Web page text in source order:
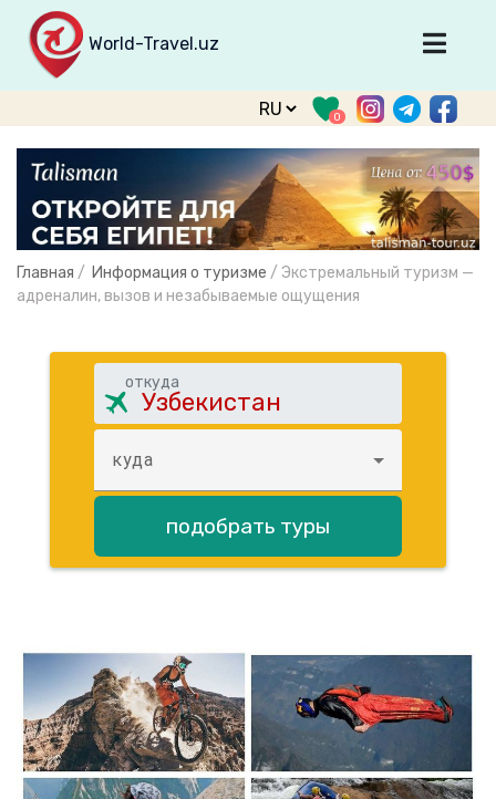
World-Travel.uz
Главная
Направления
Туры
Тур. фирмы
Табло прилета
О туризме
Зарегистрироваться
0
Главная / Информация о туризме / Экстремальный туризм —
адреналин, вызов и незабываемые ощущения
откуда
куда
подобрать туры